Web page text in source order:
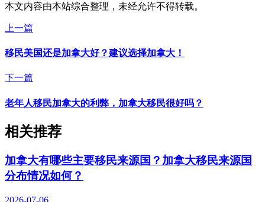
本文内容由本站综合整理，未经允许不得转载。
上一篇
​移民美国还是加拿大好？建议选择加拿大！
下一篇
老年人移民加拿大的利弊，加拿大移民很好吗？
相关推荐
加拿大有哪些主要移民来源国？加拿大移民来源国
分布情况如何？
2026-07-06